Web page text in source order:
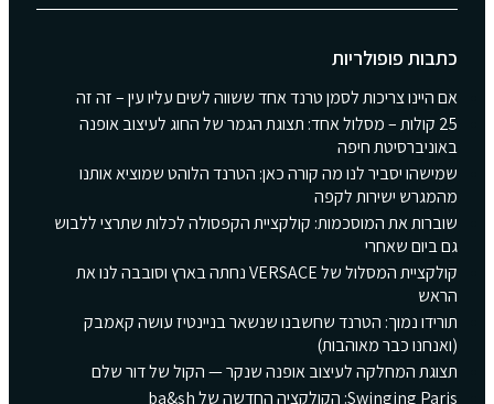
כתבות פופולריות
אם היינו צריכות לסמן טרנד אחד ששווה לשים עליו עין – זה זה
25 קולות – מסלול אחד: תצוגת הגמר של החוג לעיצוב אופנה
באוניברסיטת חיפה
שמישהו יסביר לנו מה קורה כאן: הטרנד הלוהט שמוציא אותנו
מהמגרש ישירות לקפה
שוברות את המוסכמות: קולקציית הקפסולה לכלות שתרצי ללבוש
גם ביום שאחרי
קולקציית המסלול של VERSACE נחתה בארץ וסובבה לנו את
הראש
תורידו נמוך: הטרנד שחשבנו שנשאר בניינטיז עושה קאמבק
(ואנחנו כבר מאוהבות)
תצוגת המחלקה לעיצוב אופנה שנקר — הקול של דור שלם
Swinging Paris: הקולקציה החדשה של ba&sh